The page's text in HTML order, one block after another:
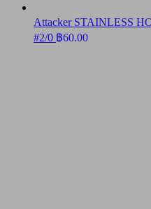
Attacker STAINLESS
#2/0 ฿60.00